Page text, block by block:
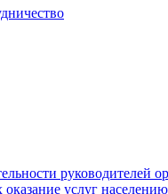
услуг населению